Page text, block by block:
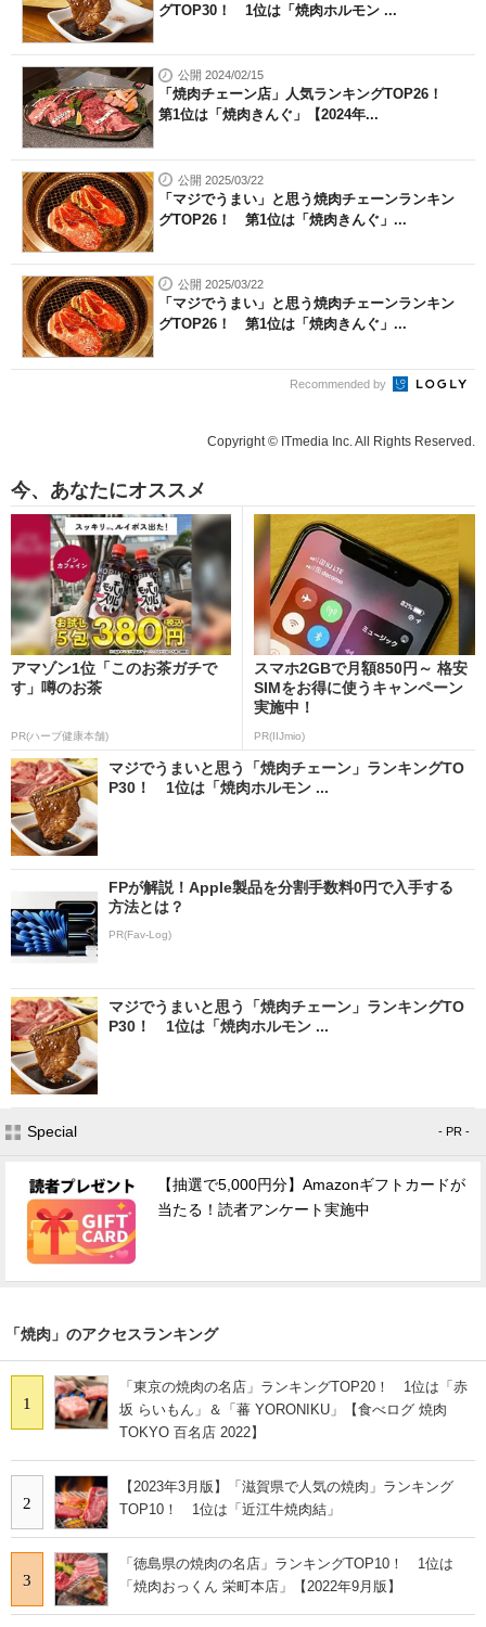
グTOP30！ 1位は「焼肉ホルモン ...
公開 2024/02/15
「焼肉チェーン店」人気ランキングTOP26！
第1位は「焼肉きんぐ」【2024年...
公開 2025/03/22
「マジでうまい」と思う焼肉チェーンランキン
グTOP26！ 第1位は「焼肉きんぐ」...
公開 2025/03/22
「マジでうまい」と思う焼肉チェーンランキン
グTOP26！ 第1位は「焼肉きんぐ」...
Recommended by
Copyright © ITmedia Inc. All Rights Reserved.
今、あなたにオススメ
アマゾン1位「このお茶ガチで
す」噂のお茶
PR(ハーブ健康本舗)
スマホ2GBで月額850円～ 格安
SIMをお得に使うキャンペーン
実施中！
PR(IIJmio)
マジでうまいと思う「焼肉チェーン」ランキングTO
P30！ 1位は「焼肉ホルモン ...
FPが解説！Apple製品を分割手数料0円で入手する
方法とは？
PR(Fav-Log)
マジでうまいと思う「焼肉チェーン」ランキングTO
P30！ 1位は「焼肉ホルモン ...
Special - PR -
【抽選で5,000円分】Amazonギフトカードが
当たる！読者アンケート実施中
「焼肉」のアクセスランキング
1
「東京の焼肉の名店」ランキングTOP20！ 1位は「赤
坂 らいもん」＆「蕃 YORONIKU」【食べログ 焼肉
TOKYO 百名店 2022】
2
【2023年3月版】「滋賀県で人気の焼肉」ランキング
TOP10！ 1位は「近江牛焼肉結」
3
「徳島県の焼肉の名店」ランキングTOP10！ 1位は
「焼肉おっくん 栄町本店」【2022年9月版】